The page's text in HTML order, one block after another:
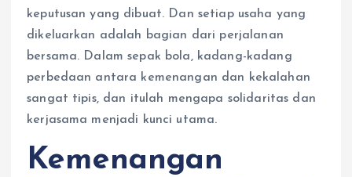
keputusan yang dibuat. Dan setiap usaha yang
dikeluarkan adalah bagian dari perjalanan
bersama. Dalam sepak bola, kadang-kadang
perbedaan antara kemenangan dan kekalahan
sangat tipis, dan itulah mengapa solidaritas dan
kerjasama menjadi kunci utama.
Kemenangan